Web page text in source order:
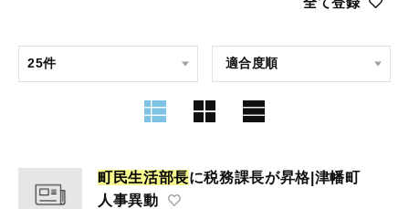
町民生活部長に税務課長が昇格|津幡町
人事異動